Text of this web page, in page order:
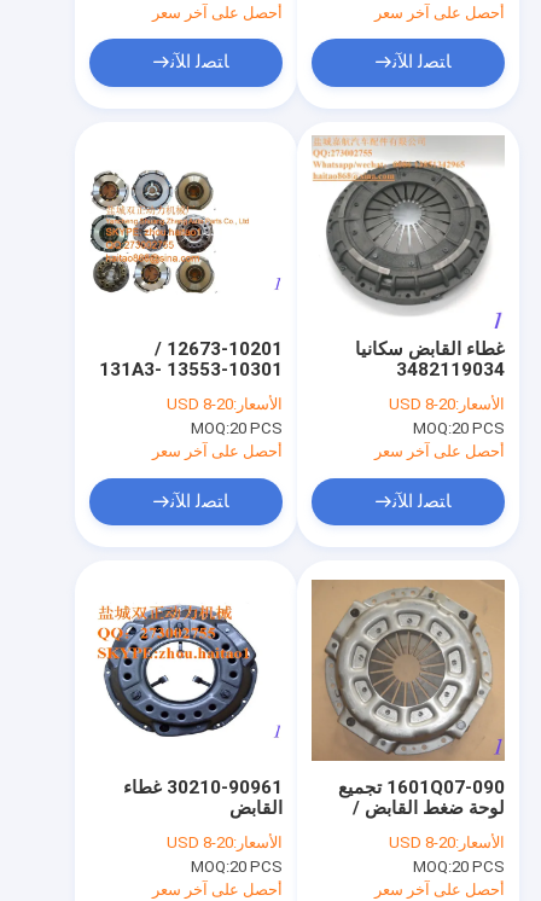
المنتجات
حول بنا
جولة في المعمل
طلب اقتباس
أحصل على آخر سعر
ﺎﺘﺼﻟ ﺍﻶﻧ
أحصل على آخر سعر
ﺎﺘﺼﻟ ﺍﻶﻧ
12673-10201 /
13553-10301 131A3-
1020 12673-10201
غطاء القابض المصراع
الأسعار:USD 8-20
MOQ:20 PCS
أحصل على آخر سعر
ﺎﺘﺼﻟ ﺍﻶﻧ
غطاء القابض سكانيا
3482119034
3482001234
الأسعار:USD 8-20
MOQ:20 PCS
أحصل على آخر سعر
ﺎﺘﺼﻟ ﺍﻶﻧ
30210-90961 غطاء
القابض
الأسعار:USD 8-20
MOQ:20 PCS
أحصل على آخر سعر
1601Q07-090 تجميع
لوحة ضغط القابض /
غطاء القابض وقرص
القابض
الأسعار:USD 8-20
MOQ:20 PCS
أحصل على آخر سعر